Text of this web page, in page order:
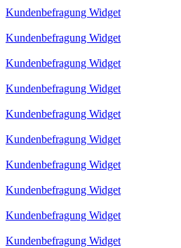
Kundenbefragung Widget
Kundenbefragung Widget
Kundenbefragung Widget
Kundenbefragung Widget
Kundenbefragung Widget
Kundenbefragung Widget
Kundenbefragung Widget
Kundenbefragung Widget
Kundenbefragung Widget
Kundenbefragung Widget